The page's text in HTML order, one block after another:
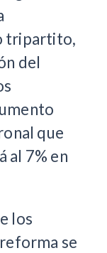
tripartito,
del
que
al 7% en
los
se